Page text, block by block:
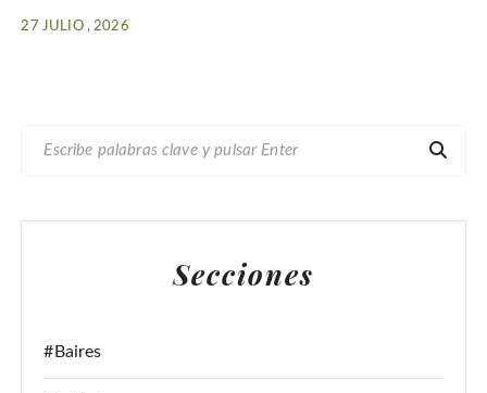
27 JULIO , 2026
C
Secciones
#Baires